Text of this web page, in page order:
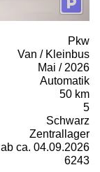
Pkw
Van / Kleinbus
Mai / 2026
Automatik
50 km
5
Schwarz
Zentrallager
ab ca. 04.09.2026
6243